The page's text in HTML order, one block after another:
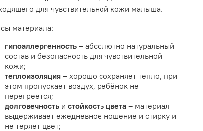
для чувствительной кожи малыша.
материала:
гипоаллергенность – абсолютно натуральный
состав и безопасность для чувствительной
кожи;
теплоизоляция – хорошо сохраняет тепло, при
этом пропускает воздух, ребёнок не
перегреется;
долговечность истойкость цвета – материал
выдерживает ежедневное ношение и стирку и
не теряет цвет;